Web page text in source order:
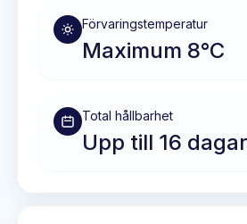
Förvaringstemperatur
Maximum 8°C
Total hållbarhet
Upp till 16 dagar